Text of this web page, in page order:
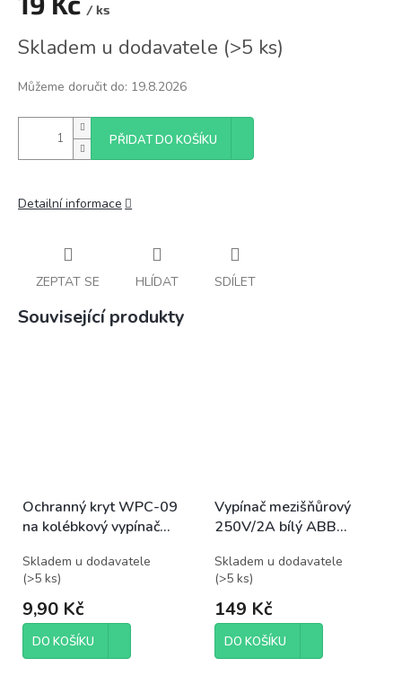
/ ks
cena:
Skladem u dodavatele (>5 ks)
Můžeme doručit do: 19.8.2026
PŘIDAT DO KOŠÍKU
Detailní informace
ZEPTAT SE HLÍDAT SDÍLET
Související produkty
Ochranný kryt WPC-09
na kolébkový vypínač
Skladem u dodavatele
(>5 ks)
9,90 Kč
DO KOŠÍKU
Vypínač mezišňůrový
250V/2A bílý ABB
Skladem u dodavatele
(>5 ks)
149 Kč
DO KOŠÍKU